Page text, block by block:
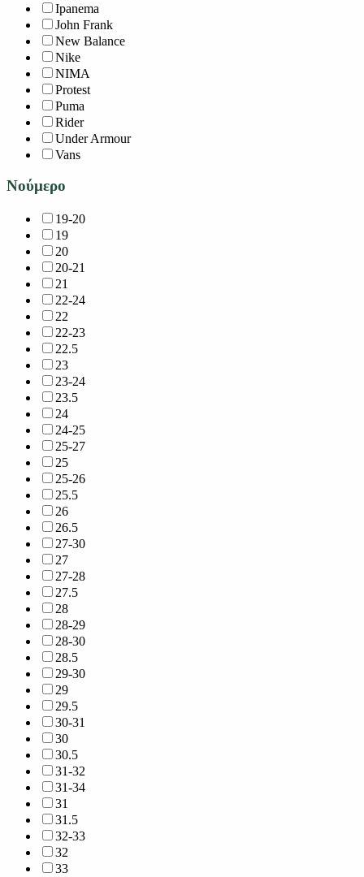
Ipanema
John Frank
New Balance
Nike
NIMA
Protest
Puma
Rider
Under Armour
Vans
Νούμερο
19-20
19
20
20-21
21
22-24
22
22-23
22.5
23
23-24
23.5
24
24-25
25-27
25
25-26
25.5
26
26.5
27-30
27
27-28
27.5
28
28-29
28-30
28.5
29-30
29
29.5
30-31
30
30.5
31-32
31-34
31
31.5
32-33
32
33